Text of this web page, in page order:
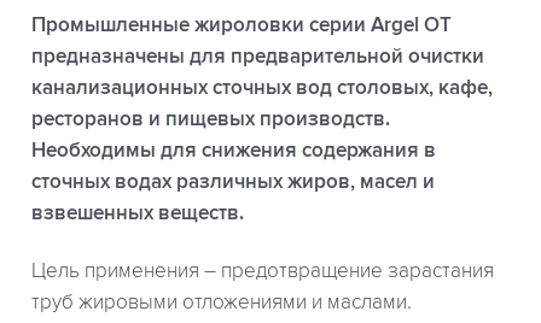
Промышленные жироловки серии Argel OT
предназначены для предварительной очистки
канализационных сточных вод столовых, кафе,
ресторанов и пищевых производств.
Необходимы для снижения содержания в
сточных водах различных жиров, масел и
взвешенных веществ.
Цель применения – предотвращение зарастания
труб жировыми отложениями и маслами.